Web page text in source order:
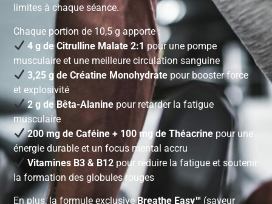
limites à chaque séance.
Chaque portion de 10,5 g apporte :
4 g de Citrulline Malate 2:1pour une pompe
musculaire et une meilleure circulation sanguine
3,25 g de Créatine Monohydratepour booster force
et explosivité
2 g de Bêta-Alaninepour retarder la fatigue
musculaire
200 mg de Caféine + 100 mg de Théacrinepour une
énergie durable et un focus mental accru
Vitamines B3 & B12pour réduire la fatigue et soutenir
la formation des globules rouges
En plus, la formule exclusiveBreathe Easy™ (saveur